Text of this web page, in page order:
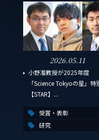
2026.05.11
小野准教授が2025年度
「Science Tokyoの星」特
【STAR】...
受賞・表彰
研究